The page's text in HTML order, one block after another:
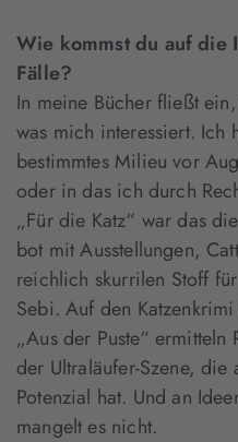
Wie kommst du auf die
Fälle?
In meine Bücher fließt
was mich interessiert. Ich
bestimmtes Milieu vor
oder in das ich durch
„Für die Katz“ war das
bot mit Ausstellungen,
reichlich skurrilen Stoff
Sebi. Auf den
„Aus der Puste“
der Ultraläufer-Szene,
Potenzial hat. Und an
mangelt es nicht.